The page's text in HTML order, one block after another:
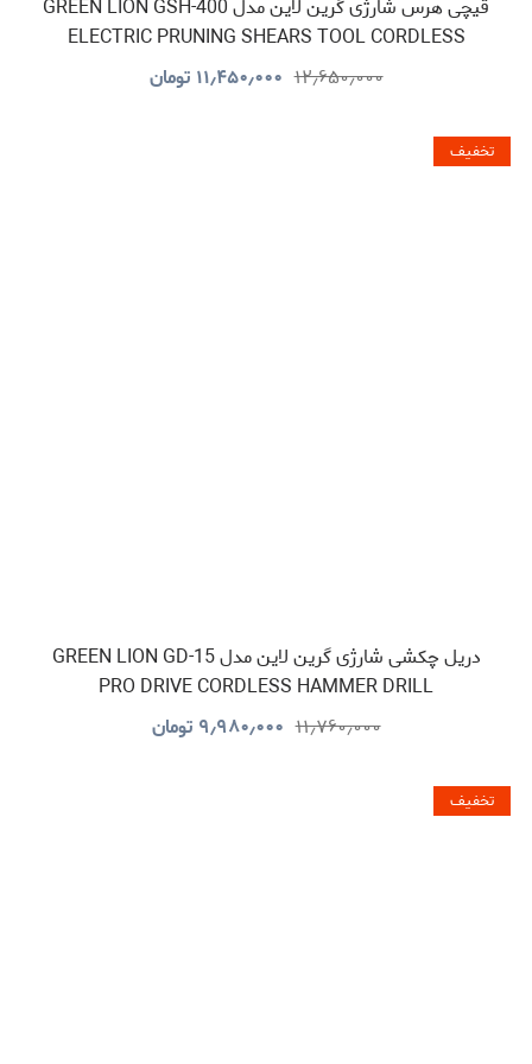
قیچی هرس شارژی گرین لاین مدل GREEN LION GSH-400
ELECTRIC PRUNING SHEARS TOOL CORDLESS
GNGSH400SHGN۱۲٫۶۵۰٫۰۰۰ ۱۱٫۴۵۰٫۰۰۰ تومان
تخفیف
دریل چکشی شارژی گرین لاین مدل GREEN LION GD-15
PRO DRIVE CORDLESS HAMMER DRILL
GNGD15D18VGN۱۱٫۷۶۰٫۰۰۰ ۹٫۹۸۰٫۰۰۰ تومان
تخفیف